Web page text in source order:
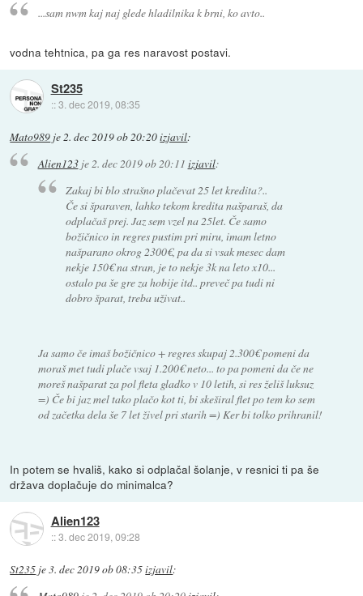
...sam nwm kaj naj glede hladilnika k brni, ko avto..
vodna tehtnica, pa ga res naravost postavi.
St235
::3. dec 2019, 08:35
Mato989 je 2. dec 2019 ob 20:20izjavil:
Alien123je2. dec 2019 ob 20:11 izjavil:
Zakaj bi blo strašno plačevat 25 let kredita?..
Če si šparaven, lahko tekom kredita našparaš, da
odplačaš prej. Jaz sem vzel na 25let. Če samo
božičnico in regres pustim pri miru, imam letno
našparano okrog 2300€, pa da si vsak mesec dam
nekje 150€ na stran, je to nekje 3k na leto x10...
ostalo pa še gre za hobije itd.. preveč pa tudi ni
dobro šparat, treba uživat..
Ja samo če imaš božičnico + regres skupaj 2.300€ pomeni da
moraš met tudi plače vsaj 1.200€ neto... to pa pomeni da če ne
moreš našparat za pol fleta gladko v 10 letih, si res želiš luksuz
=) Če bi jaz mel tako plačo kot ti, bi skeširal flet po tem ko sem
od začetka dela še 7 let živel pri starih =) Ker bi tolko prihranil!
In potem se hvališ, kako si odplačal šolanje, v resnici ti pa še
država doplačuje do minimalca?
Alien123
::3. dec 2019, 09:28
St235 je3. dec 2019 ob 08:35izjavil: